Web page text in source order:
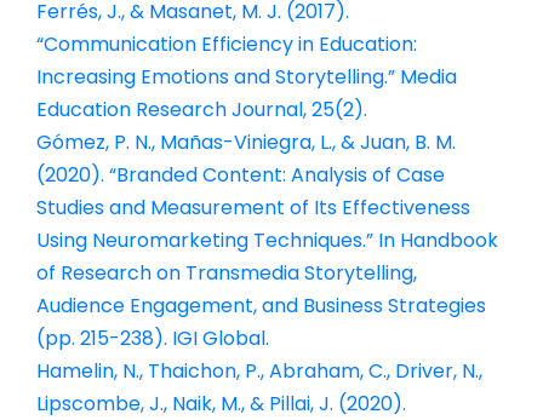
Ferrés, J., & Masanet, M. J. (2017).
“Communication Efficiency in Education:
Increasing Emotions and Storytelling.” Media
Education Research Journal, 25(2).
Gómez, P. N., Mañas-Viniegra, L., & Juan, B. M.
(2020). “Branded Content: Analysis of Case
Studies and Measurement of Its Effectiveness
Using Neuromarketing Techniques.” In Handbook
of Research on Transmedia Storytelling,
Audience Engagement, and Business Strategies
(pp. 215-238). IGI Global.
Hamelin, N., Thaichon, P., Abraham, C., Driver, N.,
Lipscombe, J., Naik, M., & Pillai, J. (2020).